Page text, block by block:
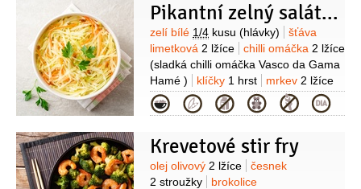
Pikantní zelný salát s chilli
Suroviny
zelí bílé 1/4 kusu (hlávky)
šťáva
limetková 2 lžíce chilli omáčka 2 lžíce
(sladká chilli omáčka Vasco da Gama
Hamé )
klíčky 1 hrst mrkev 2 lžíce
(nahrubo nastrouhaná)
rybí omáčka
3 lžíce
zázvor1 lžíce (nastrouhaný
Kategorie
Krevetové stir fry
Suroviny
olej olivový 2 lžíce
česnek
2 stroužky
brokolice